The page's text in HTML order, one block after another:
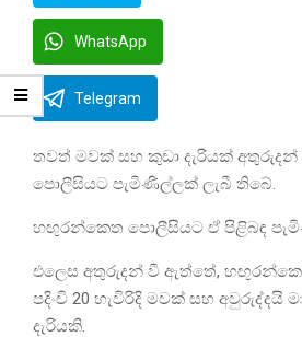
WhatsApp
Telegram
තවත් මවක් සහ කුඩා දැරියක්
පොලීසියට පැමිණිල්ලක් ලැබී තිබේ.
හඟුරන්කෙත පොලීසියට ඒ පිළිබඳ
එලෙස අතුරුදන් වී ඇත්තේ,
පදිංචි 20 හැවිරිදි මවක් සහ අවුරුද්දයි
දැරියකි.